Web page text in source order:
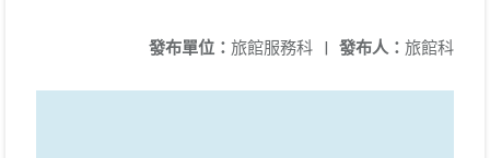
發布人： 旅館科
發布單位： 旅館服務科 |